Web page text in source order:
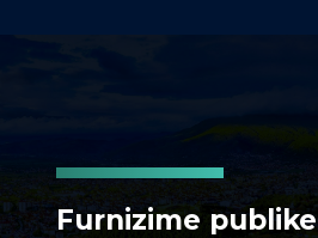
Furnizime publike